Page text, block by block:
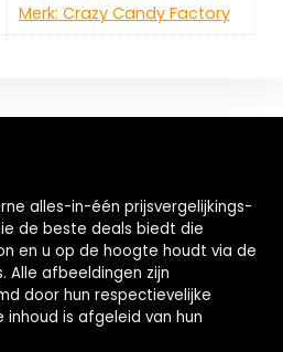
Merk: Crazy Candy Factory
alles-in-één prijsvergelijkings-
de beste deals biedt die
en u op de hoogte houdt via de
afbeeldingen zijn
door hun respectievelijke
is afgeleid van hun